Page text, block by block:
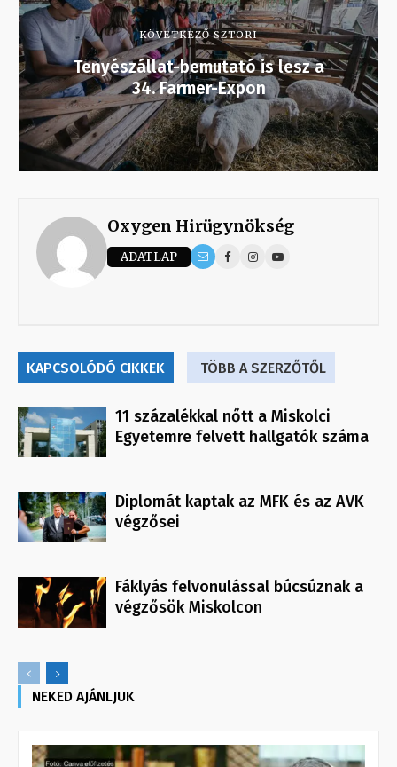
KÖVETKEZŐ SZTORI
Tenyészállat-bemutató is lesz a
34. Farmer-Expon
Oxygen Hirügynökség
ADATLAP
KAPCSOLÓDÓ CIKKEK TÖBB A SZERZŐTŐL
11 százalékkal nőtt a Miskolci
Egyetemre felvett hallgatók száma
Diplomát kaptak az MFK és az AVK
végzősei
Fáklyás felvonulással búcsúznak a
végzősök Miskolcon
NEKED AJÁNLJUK